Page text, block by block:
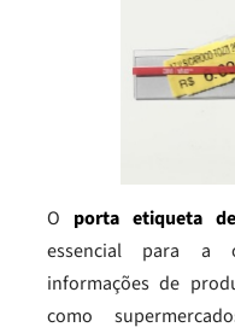
O porta etiqueta
essencial para a
informações de
como